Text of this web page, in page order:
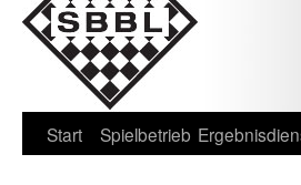
Start Spielbetrieb